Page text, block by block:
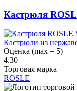
Кастрюля
Кастрюли из
Оценка (max = 5)
4.30
Торговая марка
ROSLE